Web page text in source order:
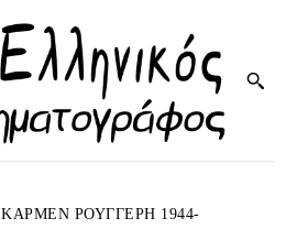
ΚΆΡΜΕΝ ΡΟΥΓΓΈΡΗ 1944-